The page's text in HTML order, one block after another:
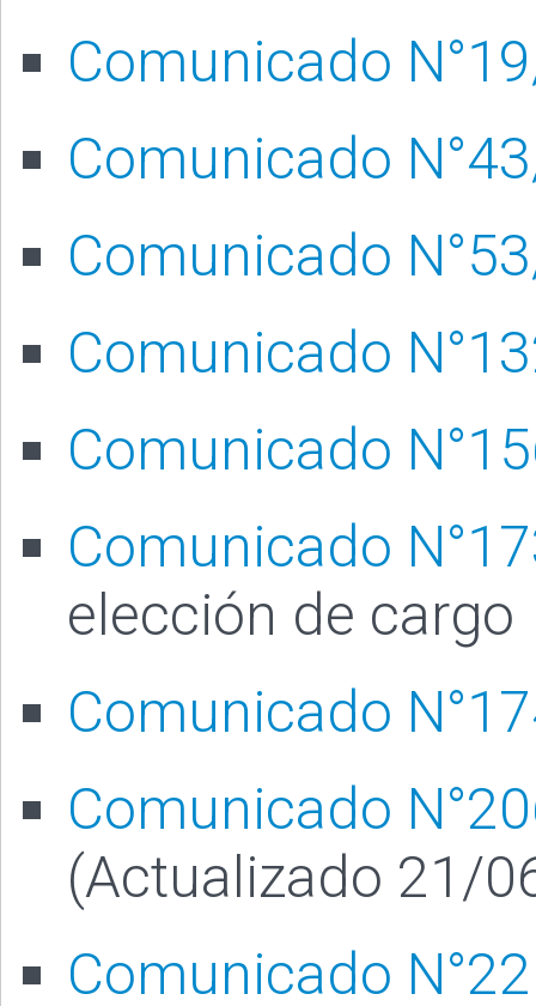
Comunicado
Comunicado
Comunicado
Comunicado
Comunicado
Comunicado
elección de cargo
Comunicado
Comunicado
(Actualizado 21/
Comunicado